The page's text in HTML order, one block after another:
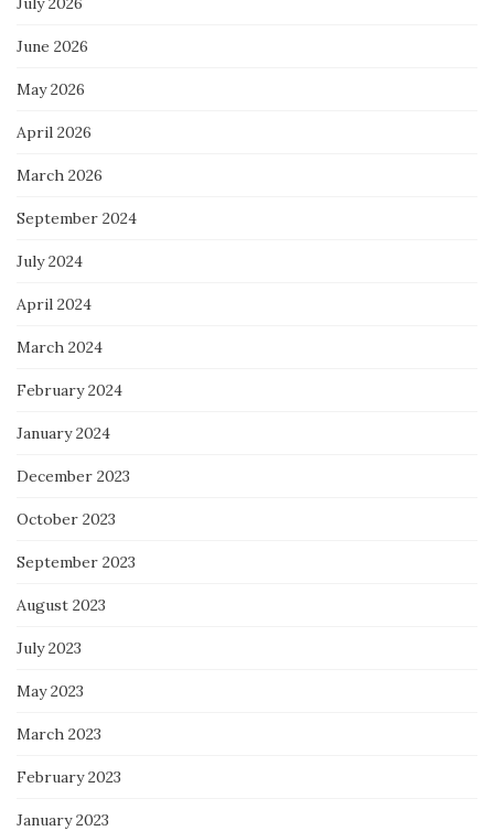
June 2026
May 2026
April 2026
March 2026
September 2024
July 2024
April 2024
March 2024
February 2024
January 2024
December 2023
October 2023
September 2023
August 2023
July 2023
May 2023
March 2023
February 2023
January 2023